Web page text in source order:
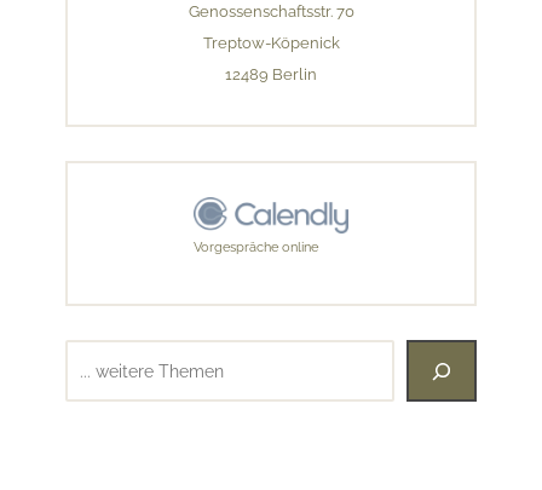
Genossenschaftsstr. 70
Treptow-Köpenick
12489 Berlin
Vorgespräche online